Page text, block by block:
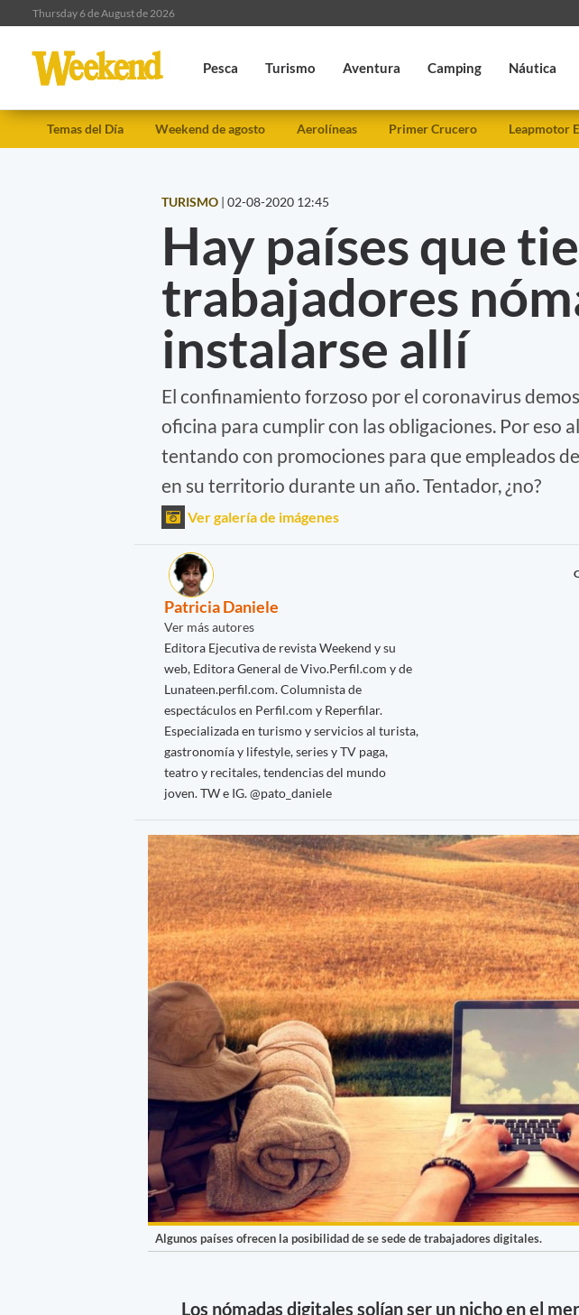
Thursday 6 de August de 2026
Pesca Turismo Aventura Camping Náutica
Temas del Día Weekend de agosto Aerolíneas Primer Crucero Leapmotor
TURISMO | 02-08-2020 12:45
Hay países que
trabajadores
instalarse allí
El confinamiento forzoso por el coronavirus
oficina para cumplir con las obligaciones. Por eso
tentando con promociones para que empleados
en su territorio durante un año. Tentador, ¿no?
Ver galería de imágenes
Patricia Daniele
Ver más autores
Editora Ejecutiva de revista Weekend y su
web, Editora General de Vivo.Perfil.com y de
Lunateen.perfil.com. Columnista de
espectáculos en Perfil.com y Reperfilar.
Especializada en turismo y servicios al turista,
gastronomía y lifestyle, series y TV paga,
teatro y recitales, tendencias del mundo
joven. TW e IG. @pato_daniele
Algunos países ofrecen la posibilidad de se sede de trabajadores digitales.
Los nómadas digitales solían ser un nicho en el